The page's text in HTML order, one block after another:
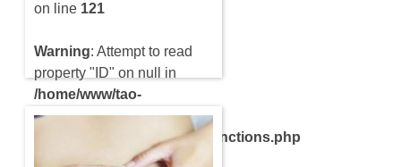
on line 121
Warning: Attempt to read
property "ID" on null in
/home/www/tao-
yin.com/htdocs/wp-
content/themes/compact/functions.php
on line